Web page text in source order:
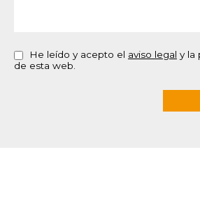
He leído y acepto el aviso legal y la
de esta web.